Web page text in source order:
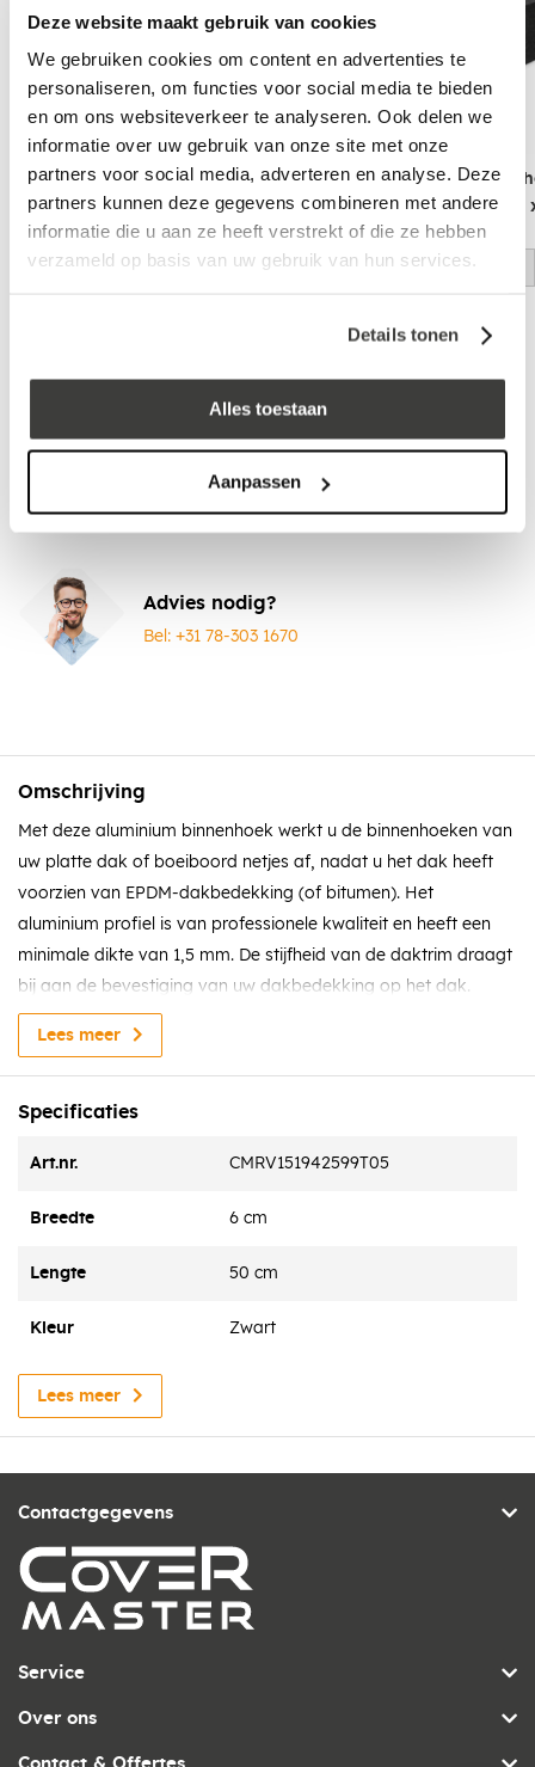
Deze website maakt gebruik van cookies
We gebruiken cookies om content en advertenties te
personaliseren, om functies voor social media te bieden
en om ons websiteverkeer te analyseren. Ook delen we
informatie over uw gebruik van onze site met onze
partners voor social media, adverteren en analyse. Deze
partners kunnen deze gegevens combineren met andere
informatie die u aan ze heeft verstrekt of die ze hebben
verzameld op basis van uw gebruik van hun services.
Details tonen
Alles toestaan
Aanpassen
Aluminium Daktrim Zwart
RAL9005 - 60 x 64 x 2500 mm
STRUCTUURLAK
log in voor prijs
Aluminium
RAL9005 - 60 x 64
STRUCTUURLAK
log in voor prijs
Offerte
in Nederland én België!
Advies nodig?
Bel: +31 78-303 1670
Omschrijving
Met deze aluminium binnenhoek werkt u de binnenhoeken van
uw platte dak of boeiboord netjes af, nadat u het dak heeft
voorzien van EPDM-dakbedekking (of bitumen). Het
aluminium profiel is van professionele kwaliteit en heeft een
minimale dikte van 1,5 mm. De stijfheid van de daktrim draagt
bij aan de bevestiging van uw dakbedekking op het dak.
De binnenhoek monteert u met vier daktrimschroeven met
Lees meer
Specificaties
Art.nr. CMRV151942599T05
Breedte 6 cm
Lengte 50 cm
Kleur Zwart
Lees meer
Contactgegevens
Service
Over ons